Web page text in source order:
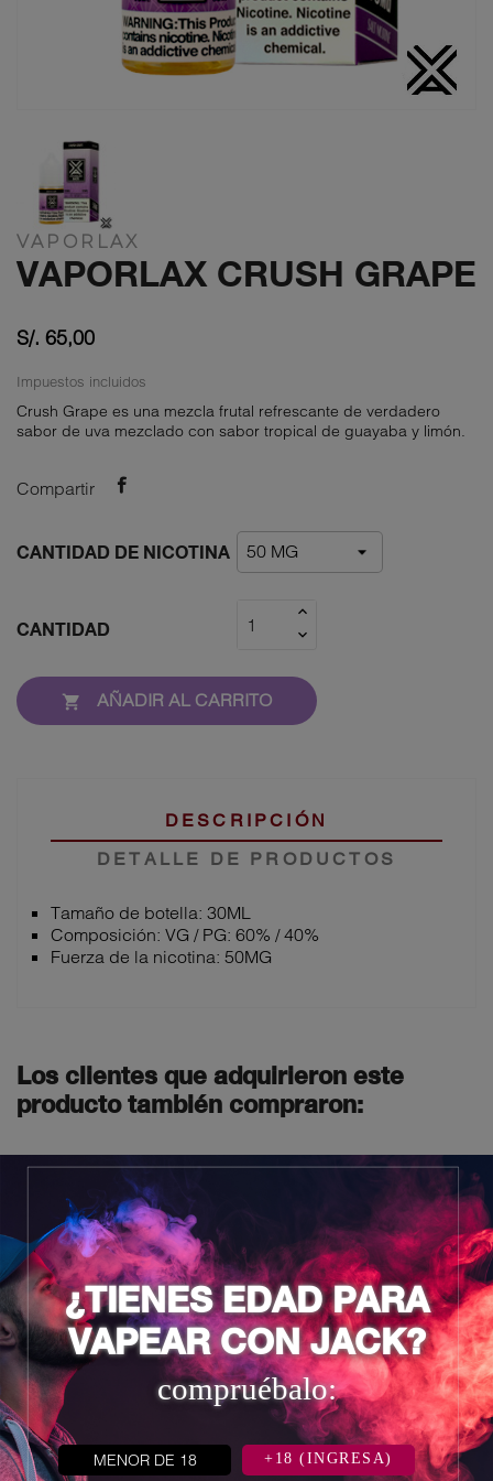
¿TIENES EDAD PARA
VAPEAR CON JACK?
compruébalo:
MENOR DE 18 +18 (INGRESA)
VAPORLAX
VAPORLAX CRUSH GRAPE
S/. 65,00
Impuestos incluidos
Crush Grape es una mezcla frutal refrescante de verdadero
sabor de uva mezclado con sabor tropical de guayaba y limón.
Compartir
CANTIDAD DE NICOTINA
CANTIDAD
 AÑADIR AL CARRITO
DESCRIPCIÓN
DETALLE DE PRODUCTOS
Tamaño de botella: 30ML
Composición: VG / PG: 60% / 40%
Fuerza de la nicotina: 50MG
Los clientes que adquirieron este
producto también compraron:
 